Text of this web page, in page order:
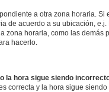
a otra zona horaria. Si
de acuerdo a su ubicación, e.j.
zona horaria, como las demás
hacerlo.
la hora sigue siendo
correcta y la hora sigue